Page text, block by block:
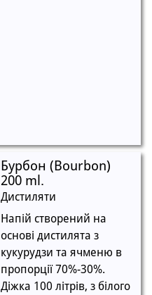
Бурбон (Bourbon)
200 ml.
Дистиляти
Напій створений на
основі дистилята з
кукурудзи та ячменю в
пропорції 70%-30%.
Діжка 100 літрів, з білого